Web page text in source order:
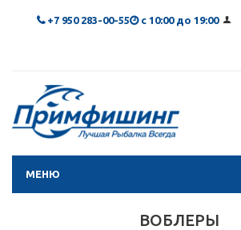
+7 950 283-00-55 с 10:00 до 19:00
МЕНЮ
ВОБЛЕРЫ